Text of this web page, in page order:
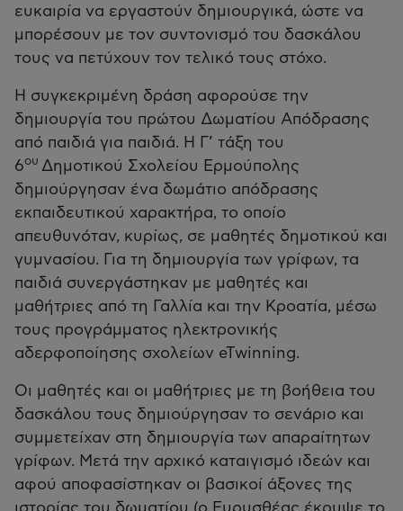
ευκαιρία να εργαστούν δημιουργικά, ώστε να
μπορέσουν με τον συντονισμό του δασκάλου
τους να πετύχουν τον τελικό τους στόχο.
Η συγκεκριμένη δράση αφορούσε την
δημιουργία του πρώτου Δωματίου Απόδρασης
από παιδιά για παιδιά. Η Γ’ τάξη του
6ου Δημοτικού Σχολείου Ερμούπολης
δημιούργησαν ένα δωμάτιο απόδρασης
εκπαιδευτικού χαρακτήρα, το οποίο
απευθυνόταν, κυρίως, σε μαθητές δημοτικού και
γυμνασίου. Για τη δημιουργία των γρίφων, τα
παιδιά συνεργάστηκαν με μαθητές και
μαθήτριες από τη Γαλλία και την Κροατία, μέσω
τους προγράμματος ηλεκτρονικής
αδερφοποίησης σχολείων eTwinning.
Οι μαθητές και οι μαθήτριες με τη βοήθεια του
δασκάλου τους δημιούργησαν το σενάριο και
συμμετείχαν στη δημιουργία των απαραίτητων
γρίφων. Μετά την αρχικό καταιγισμό ιδεών και
αφού αποφασίστηκαν οι βασικοί άξονες της